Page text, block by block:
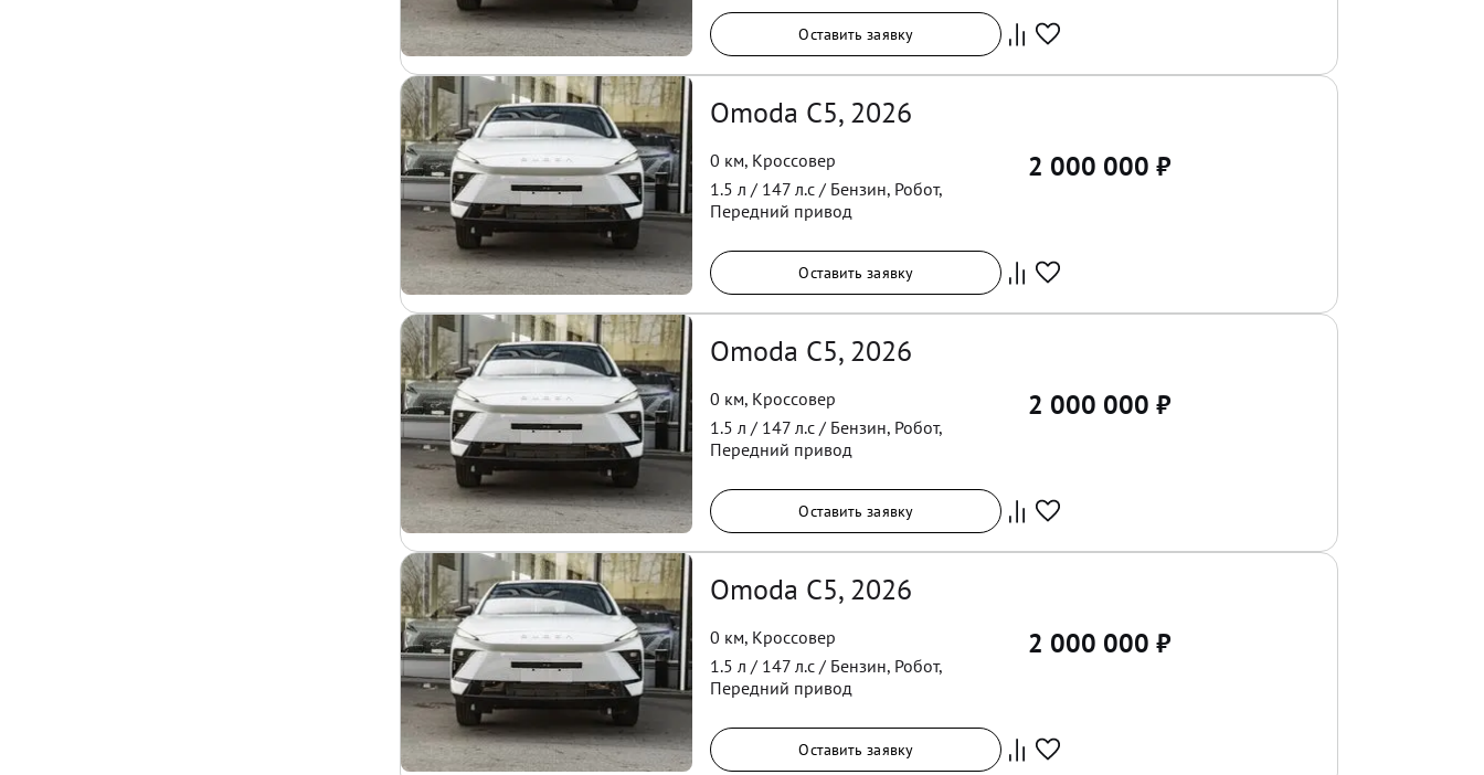
Оставить заявку
Omoda C5, 2026
0 км, Кроссовер
1.5 л / 147 л.с / Бензин, Робот,
Передний привод
2 000 000 ₽
Оставить заявку
Omoda C5, 2026
0 км, Кроссовер
1.5 л / 147 л.с / Бензин, Робот,
Передний привод
2 000 000 ₽
Оставить заявку
Omoda C5, 2026
0 км, Кроссовер
1.5 л / 147 л.с / Бензин, Робот,
Передний привод
2 000 000 ₽
Оставить заявку